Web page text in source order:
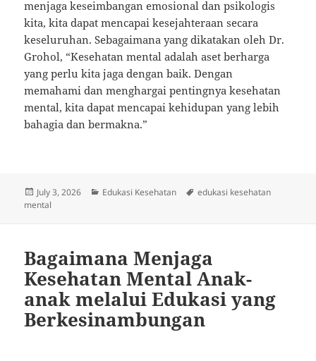
menjaga keseimbangan emosional dan psikologis
kita, kita dapat mencapai kesejahteraan secara
keseluruhan. Sebagaimana yang dikatakan oleh Dr.
Grohol, “Kesehatan mental adalah aset berharga
yang perlu kita jaga dengan baik. Dengan
memahami dan menghargai pentingnya kesehatan
mental, kita dapat mencapai kehidupan yang lebih
bahagia dan bermakna.”
Posted
on
July 3, 2026 Categories
Edukasi Kesehatan Tags
edukasi kesehatan
mental
Bagaimana Menjaga
Kesehatan Mental Anak-
anak melalui Edukasi yang
Berkesinambungan